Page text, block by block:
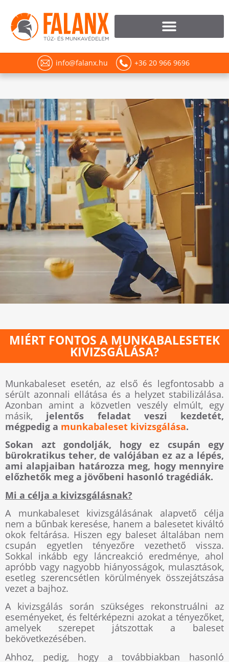
info@falanx.hu +36 20 966 9696
MIÉRT FONTOS A MUNKABALESETEK
KIVIZSGÁLÁSA?
Munkabaleset esetén, az első és legfontosabb a
sérült azonnali ellátása és a helyzet stabilizálása.
Azonban amint a közvetlen veszély elmúlt, egy
másik, jelentős feladat veszi kezdetét,
mégpedig a munkabaleset kivizsgálása.
Sokan azt gondolják, hogy ez csupán egy
bürokratikus teher, de valójában ez az a lépés,
ami alapjaiban határozza meg, hogy mennyire
előzhetők meg a jövőbeni hasonló tragédiák.
Mi a célja a kivizsgálásnak?
A munkabaleset kivizsgálásának alapvető célja
nem a bűnbak keresése, hanem a balesetet kiváltó
okok feltárása. Hiszen egy baleset általában nem
csupán egyetlen tényezőre vezethető vissza.
Sokkal inkább egy láncreakció eredménye, ahol
apróbb vagy nagyobb hiányosságok, mulasztások,
esetleg szerencsétlen körülmények összejátszása
vezet a bajhoz.
A kivizsgálás során szükséges rekonstruálni az
eseményeket, és feltérképezni azokat a tényezőket,
amelyek szerepet játszottak a baleset
bekövetkezésében.
Ahhoz, pedig, hogy a továbbiakban hasonló